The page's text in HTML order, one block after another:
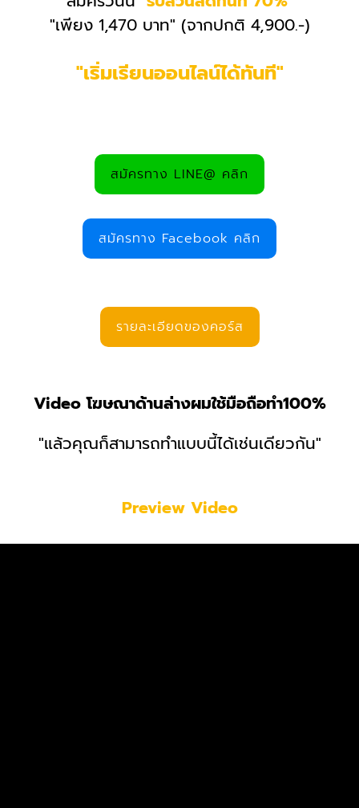
"เพียง 1,470 บาท" (จากปกติ 4,900.-)
"เริ่มเรียนออนไลน์ได้ทันที"
สมัครทาง LINE@ คลิก
สมัครทาง Facebook คลิก
รายละเอียดของคอร์ส
Video โฆษณาด้านล่างผมใช้มือถือทำ100%
"แล้วคุณก็สามารถทำแบบนี้ได้เช่นเดียวกัน"
Preview Video